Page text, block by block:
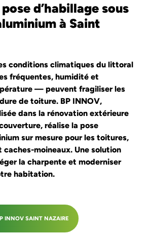
SAUMUR
VANNES
SAINT-BRIEUC
SUIVEZ-NOUS
J'ESTIME MON PROJET
d’habillage sous
à Saint
conditions climatiques du littoral
fréquentes, humidité et
— peuvent fragiliser les
de toiture. BP INNOV,
dans la rénovation extérieure
réalise la pose
sur mesure pour les toitures,
moineaux. Une solution
la charpente et moderniser
habitation.
INNOV SAINT NAZAIRE